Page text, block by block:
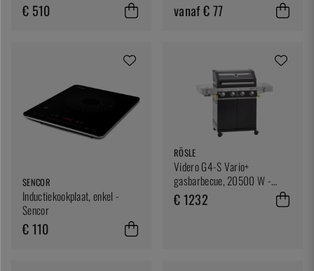
€ 510 vanaf € 77
SENCOR
Inductiekookplaat, enkel -
Sencor
€ 110
RÖSLE
Videro G4-S Vario+
gasbarbecue, 20500 W -
Rösle
€ 1232